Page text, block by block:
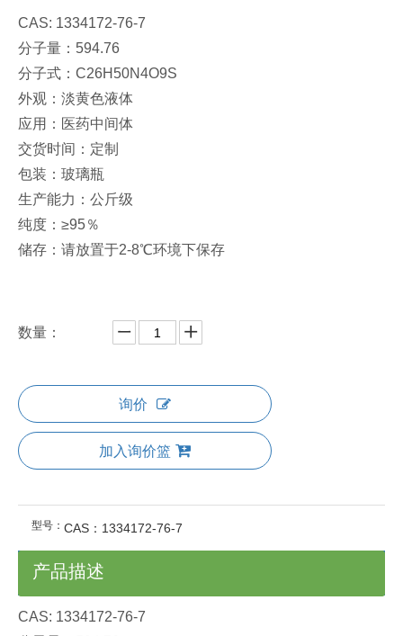
CAS: 1334172-76-7
分子量：594.76
分子式：C26H50N4O9S
外观：淡黄色液体
应用：医药中间体
交货时间：定制
包装：玻璃瓶
生产能力：公斤级
纯度：≥95％
储存：请放置于2-8℃环境下保存
数量：
询价
加入询价篮
型号： CAS：1334172-76-7
产品描述
CAS: 1334172-76-7